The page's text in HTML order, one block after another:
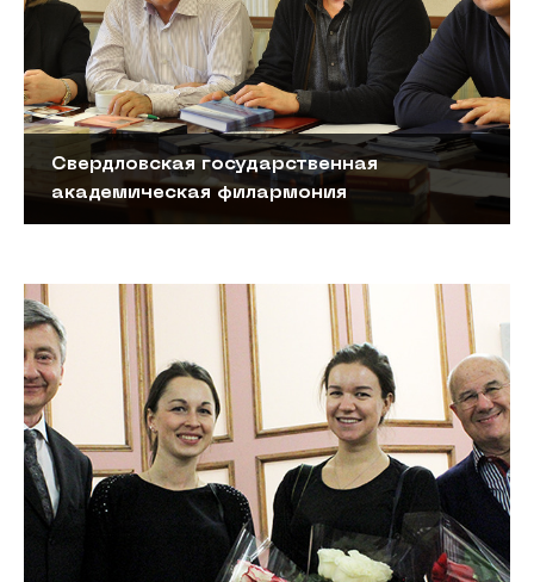
Свердловская государственная
академическая филармония